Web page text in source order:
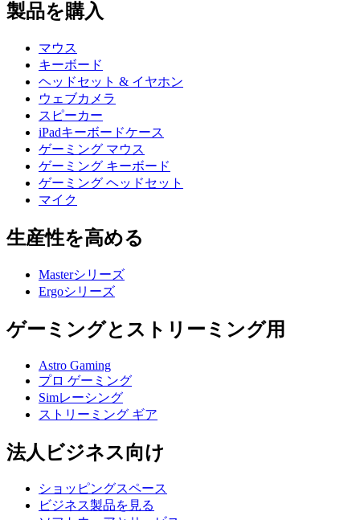
製品を購入
マウス
キーボード
ヘッドセット & イヤホン
ウェブカメラ
スピーカー
iPadキーボードケース
ゲーミング マウス
ゲーミング キーボード
ゲーミング ヘッドセット
マイク
生産性を高める
Masterシリーズ
Ergoシリーズ
ゲーミングとストリーミング用
Astro Gaming
プロ ゲーミング
Simレーシング
ストリーミング ギア
法人ビジネス向け
ショッピングスペース
ビジネス製品を見る